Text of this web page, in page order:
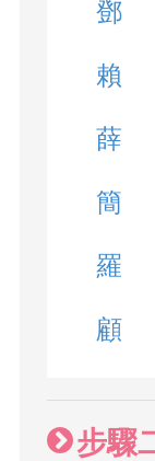
鄧
賴
薛
簡
羅
顧
步驟